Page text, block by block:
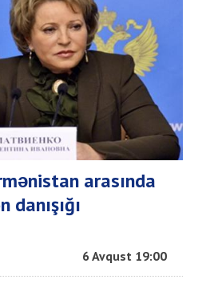
arasında
6 Avqust 19:00